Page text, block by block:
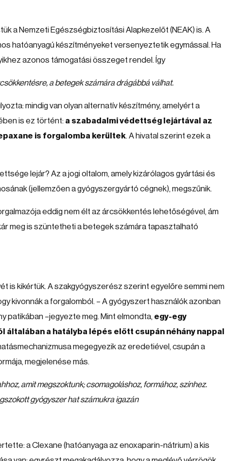
a Nemzeti Egészségbiztosítási Alapkezelőt (NEAK) is. A
hatóanyagú készítményeket versenyeztetik egymással. Ha
azonos támogatási összeget rendel. Így
a betegek számára drágábbá válhat.
mindig van olyan alternatív készítmény, amelyért a
is ez történt: a szabadalmi védettség lejártával az
is forgalomba kerültek. A hivatal szerint ezek a
lejár? Az a jogi oltalom, amely kizárólagos gyártási és
(jellemzően a gyógyszergyártó cégnek), megszűnik.
eddig nem élt az árcsökkentés lehetőségével, ám
meg is szüntetheti a betegek számára tapasztalható
is kikértük. A szakgyógyszerész szerint egyelőre semmi nem
kivonnák a forgalomból. – A gyógyszert használók azonban
patikában –jegyezte meg. Mint elmondta, egy-egy
a hatályba lépés előtt csupán néhány nappal
megegyezik az eredetiével, csupán a
megjelenése más.
amit megszoktunk; csomagoláshoz, formához, színhez.
gyógyszer hat számukra igazán
a Clexane (hatóanyaga az enoxaparin-nátrium) a kis